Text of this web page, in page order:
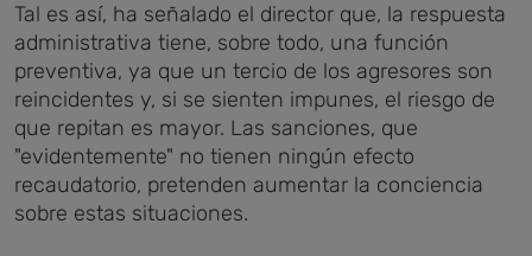
Tal es así, ha señalado el director que, la respuesta
administrativa tiene, sobre todo, una función
preventiva, ya que un tercio de los agresores son
reincidentes y, si se sienten impunes, el riesgo de
que repitan es mayor. Las sanciones, que
"evidentemente" no tienen ningún efecto
recaudatorio, pretenden aumentar la conciencia
sobre estas situaciones.